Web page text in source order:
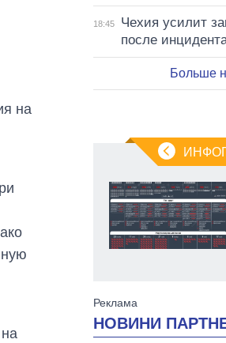
на
18:45
Чехия усилит
после
Больше
в
до и во